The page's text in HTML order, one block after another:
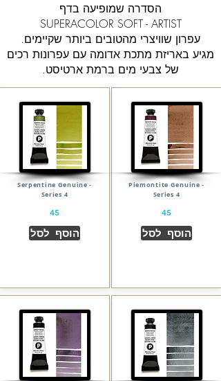
הסדרה שמופיעה בדף
SUPERACOLOR SOFT - ARTIST
עפרון שוויצרי מהטובים ביותר שקיימים.
מגיע באריזת מתכת אדומה עם עפרונות רכים
של צבעי מים ברמת ארטיסט.
Piemontite Genuine -
Series 4
45
הוסף לסל
Serpentine Genuine -
Series 4
45
הוסף לסל